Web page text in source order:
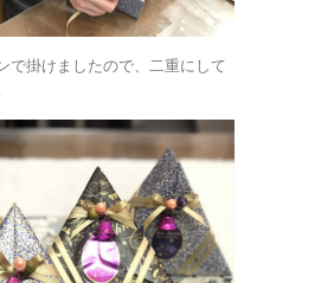
で掛けましたので、二重にして